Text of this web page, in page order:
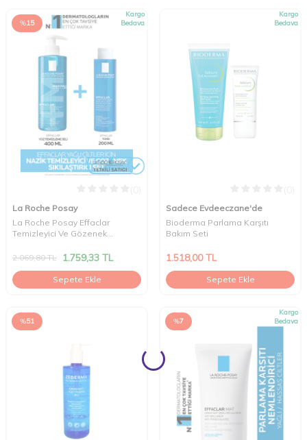
%15
Kargo
Bedava
La Roche Posay
La Roche Posay Effaclar
Temizleyici Ve Gözenek
2.069,80TL 1.759,33 TL
Sepete Ekle
Kargo
Bedava
Sadece Evdeeczane'de
Bioderma Parlama Karşıtı
Bakım Seti
1.518,00TL
Sepete Ekle
%51 %7
Kargo
Bedava